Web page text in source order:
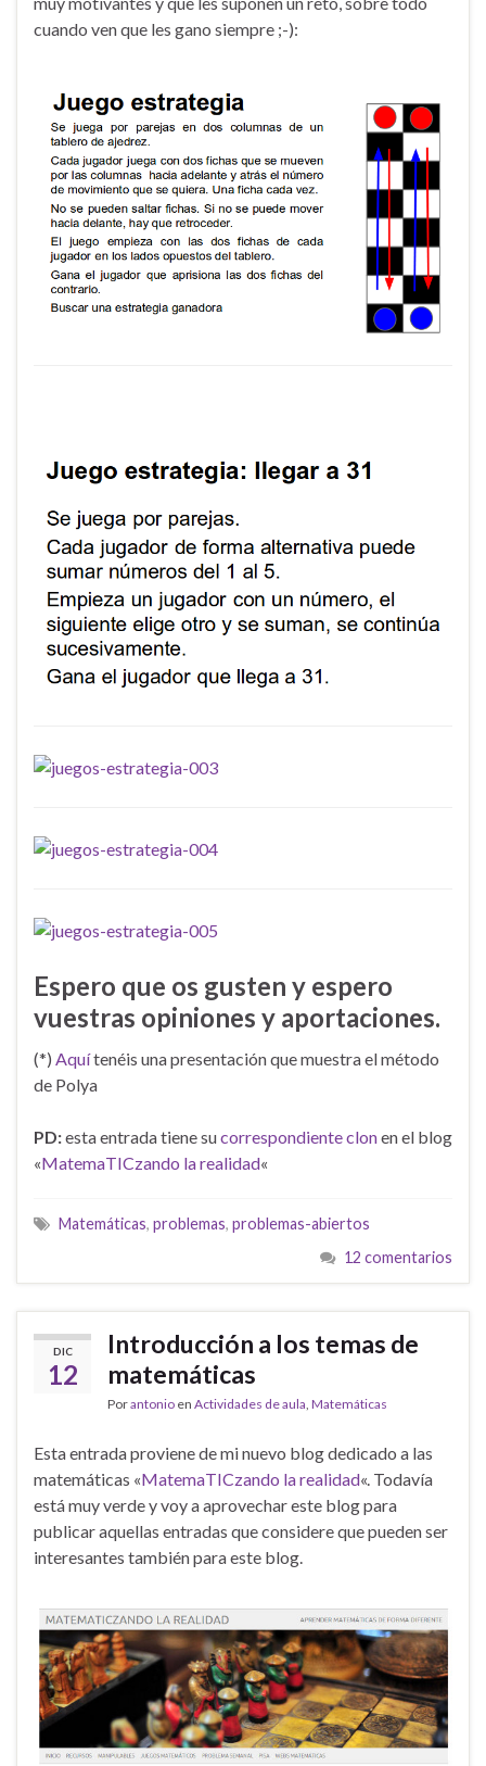
cuando ven que les gano siempre ;-):
Espero que os gusten y espero
vuestras opiniones y aportaciones.
(*) Aquítenéis una presentación que muestra el método
de Polya
PD:esta entrada tiene sucorrespondiente clonen el blog
«MatemaTICzando la realidad«
Matemáticas, problemas, problemas-abiertos
12 comentarios
DIC
12
Introducción a los temas de
matemáticas
Porantonio en Actividades de aula Matemáticas
Esta entrada proviene de mi nuevo blog dedicado a las
matemáticas «MatemaTICzando la realidad«. Todavía
está muy verde y voy a aprovechar este blog para
publicar aquellas entradas que considere que pueden ser
interesantes también para este blog.